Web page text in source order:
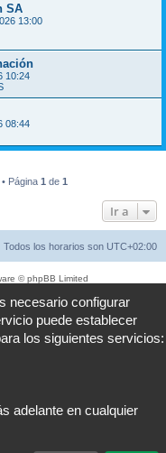
SA
13:00
10:24
08:44
Página 1 de 1
Ir a
Todos los horarios son UTC+02:00
© phpBB Limited
necesario configurar
puede establecer
los siguientes servicios:
adelante en cualquier